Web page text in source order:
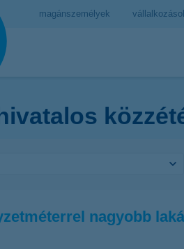
magánszemélyek
nagyobb